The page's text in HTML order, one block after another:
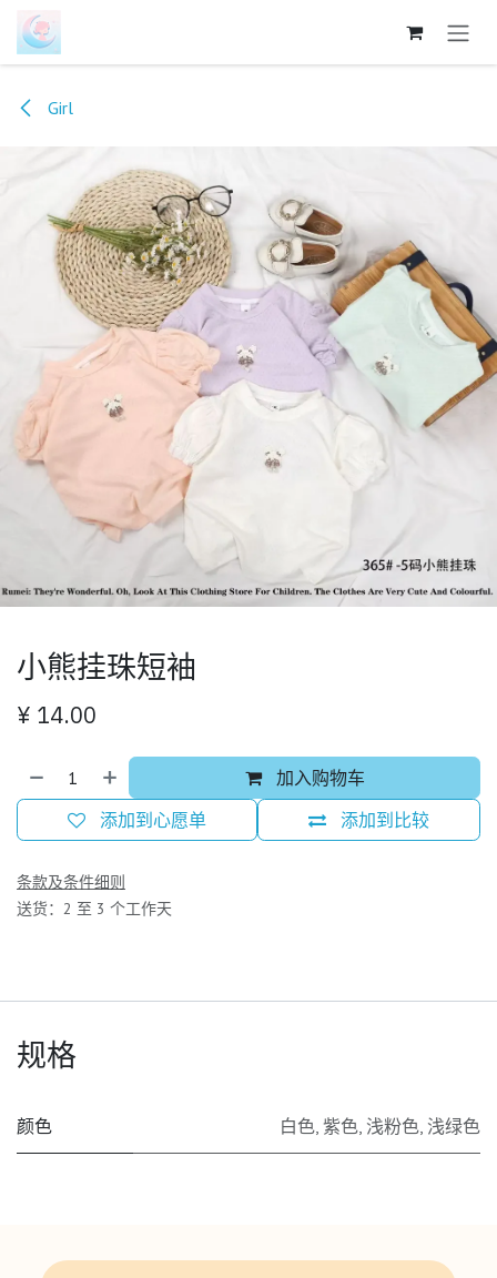
跳至内容
Girl
小熊挂珠短袖
¥ 14.00
加入购物车
添加到比较
添加到心愿单
条款及条件细则
送货：2 至 3 个工作天
规格
颜色 白色, 紫色, 浅粉色, 浅绿色